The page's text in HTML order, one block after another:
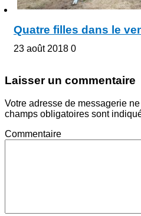
Quatre filles dans le
23 août 2018 0
Laisser un commentaire
Votre adresse de messagerie
champs obligatoires sont
Commentaire